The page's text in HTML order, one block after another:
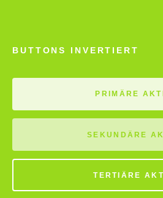
BUTTONS INVERTIERT
PRIMÄRE
SEKUNDÄRE
TERTIÄRE